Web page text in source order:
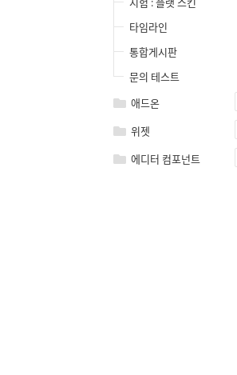
타임라인
통합게시판
문의 테스트
애드온
위젯
에디터 컴포넌트